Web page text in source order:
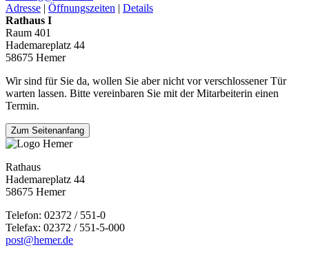
Adresse | Öffnungszeiten | Details
Rathaus I
Raum 401
Hademareplatz 44
58675 Hemer
Wir sind für Sie da, wollen Sie aber nicht vor verschlossener Tür
warten lassen. Bitte vereinbaren Sie mit der Mitarbeiterin einen
Termin.
Zum Seitenanfang
Rathaus
Hademareplatz 44
58675 Hemer
Telefon: 02372 / 551-0
Telefax: 02372 / 551-5-000
post@hemer.de